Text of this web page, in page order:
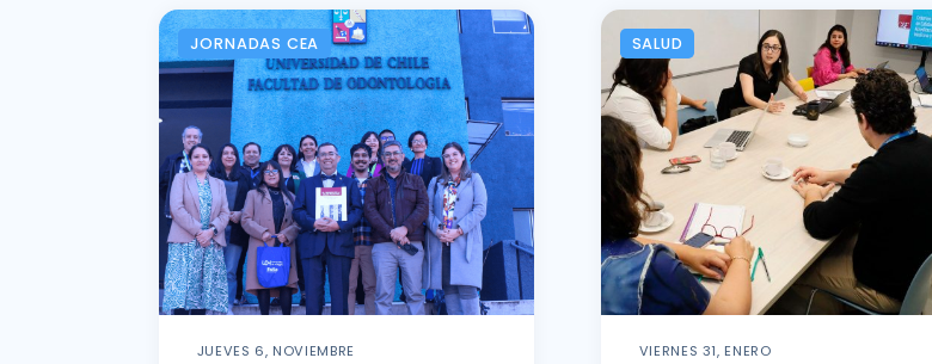
JORNADAS CEA
JUEVES 6, NOVIEMBRE
SALUD
VIERNES 31, ENERO